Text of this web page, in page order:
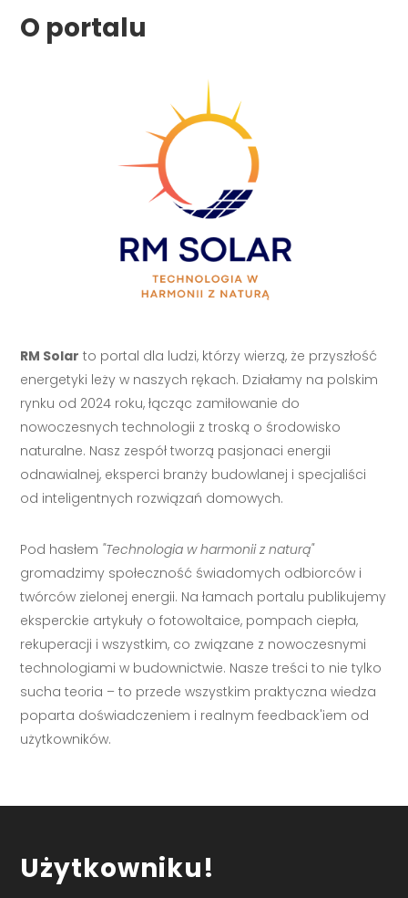
O portalu
RM Solar to portal dla ludzi, którzy wierzą, że przyszłość
energetyki leży w naszych rękach. Działamy na polskim
rynku od 2024 roku, łącząc zamiłowanie do
nowoczesnych technologii z troską o środowisko
naturalne. Nasz zespół tworzą pasjonaci energii
odnawialnej, eksperci branży budowlanej i specjaliści
od inteligentnych rozwiązań domowych.
Pod hasłem "Technologia w harmonii z naturą"
gromadzimy społeczność świadomych odbiorców i
twórców zielonej energii. Na łamach portalu publikujemy
eksperckie artykuły o fotowoltaice, pompach ciepła,
rekuperacji i wszystkim, co związane z nowoczesnymi
technologiami w budownictwie. Nasze treści to nie tylko
sucha teoria – to przede wszystkim praktyczna wiedza
poparta doświadczeniem i realnym feedback'iem od
użytkowników.
Użytkowniku!